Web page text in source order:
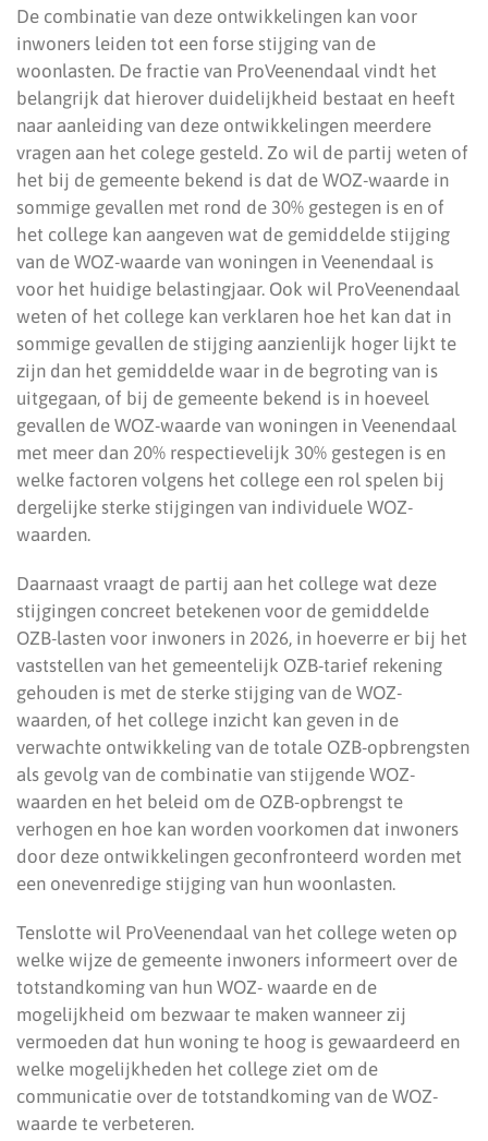
De combinatie van deze ontwikkelingen kan voor
inwoners leiden tot een forse stijging van de
woonlasten. De fractie van ProVeenendaal vindt het
belangrijk dat hierover duidelijkheid bestaat en heeft
naar aanleiding van deze ontwikkelingen meerdere
vragen aan het colege gesteld. Zo wil de partij weten of
het bij de gemeente bekend is dat de WOZ-waarde in
sommige gevallen met rond de 30% gestegen is en of
het college kan aangeven wat de gemiddelde stijging
van de WOZ-waarde van woningen in Veenendaal is
voor het huidige belastingjaar. Ook wil ProVeenendaal
weten of het college kan verklaren hoe het kan dat in
sommige gevallen de stijging aanzienlijk hoger lijkt te
zijn dan het gemiddelde waar in de begroting van is
uitgegaan, of bij de gemeente bekend is in hoeveel
gevallen de WOZ-waarde van woningen in Veenendaal
met meer dan 20% respectievelijk 30% gestegen is en
welke factoren volgens het college een rol spelen bij
dergelijke sterke stijgingen van individuele WOZ-
waarden.
Daarnaast vraagt de partij aan het college wat deze
stijgingen concreet betekenen voor de gemiddelde
OZB-lasten voor inwoners in 2026, in hoeverre er bij het
vaststellen van het gemeentelijk OZB-tarief rekening
gehouden is met de sterke stijging van de WOZ-
waarden, of het college inzicht kan geven in de
verwachte ontwikkeling van de totale OZB-opbrengsten
als gevolg van de combinatie van stijgende WOZ-
waarden en het beleid om de OZB-opbrengst te
verhogen en hoe kan worden voorkomen dat inwoners
door deze ontwikkelingen geconfronteerd worden met
een onevenredige stijging van hun woonlasten.
Tenslotte wil ProVeenendaal van het college weten op
welke wijze de gemeente inwoners informeert over de
totstandkoming van hun WOZ- waarde en de
mogelijkheid om bezwaar te maken wanneer zij
vermoeden dat hun woning te hoog is gewaardeerd en
welke mogelijkheden het college ziet om de
communicatie over de totstandkoming van de WOZ-
waarde te verbeteren.